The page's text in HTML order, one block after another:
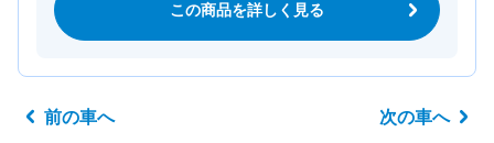
この商品を詳しく見る
前の車へ 次の車へ